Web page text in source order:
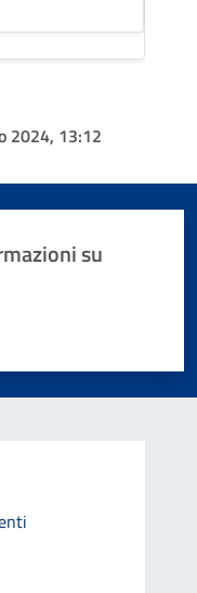
2024, 13:12
su